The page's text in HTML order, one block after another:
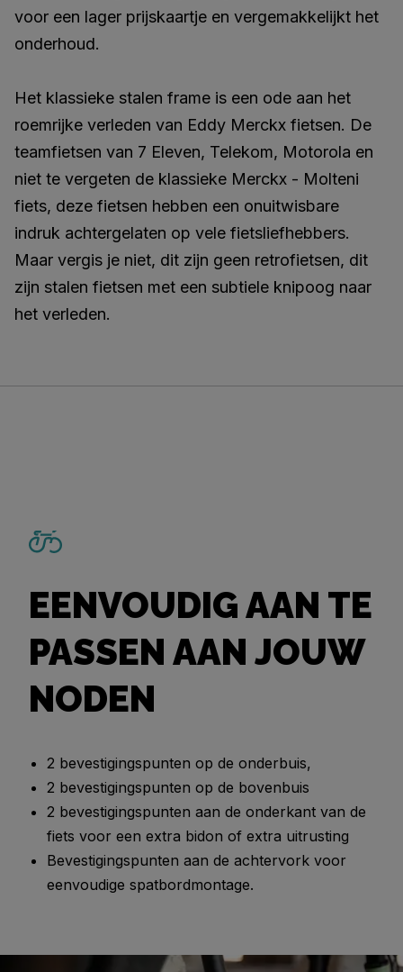
voor een lager prijskaartje en vergemakkelijkt het
onderhoud.
Het klassieke stalen frame is een ode aan het
roemrijke verleden van Eddy Merckx fietsen. De
teamfietsen van 7 Eleven, Telekom, Motorola en
niet te vergeten de klassieke Merckx - Molteni
fiets, deze fietsen hebben een onuitwisbare
indruk achtergelaten op vele fietsliefhebbers.
Maar vergis je niet, dit zijn geen retrofietsen, dit
zijn stalen fietsen met een subtiele knipoog naar
het verleden.
EENVOUDIG AAN TE
PASSEN AAN JOUW
NODEN
2 bevestigingspunten op de onderbuis,
2 bevestigingspunten op de bovenbuis
2 bevestigingspunten aan de onderkant van de
fiets voor een extra bidon of extra uitrusting
Bevestigingspunten aan de achtervork voor
eenvoudige spatbordmontage.